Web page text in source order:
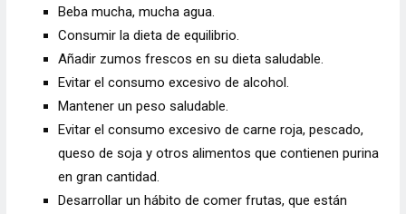
Beba mucha, mucha agua.
Consumir la dieta de equilibrio.
Añadir zumos frescos en su dieta saludable.
Evitar el consumo excesivo de alcohol.
Mantener un peso saludable.
Evitar el consumo excesivo de carne roja, pescado,
queso de soja y otros alimentos que contienen purina
en gran cantidad.
Desarrollar un hábito de comer frutas, que están